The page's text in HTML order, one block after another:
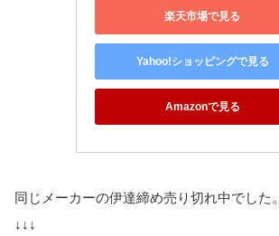
楽天市場で見る
Yahoo!ショッピングで見る
Amazonで見る
同じメーカーの伊達締め売り切れ中でした。
↓↓↓